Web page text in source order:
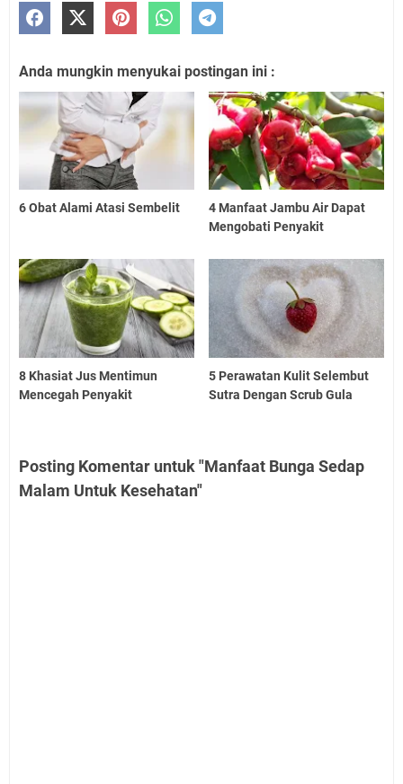
Anda mungkin menyukai postingan ini :
6 Obat Alami Atasi Sembelit
4 Manfaat Jambu Air Dapat
Mengobati Penyakit
8 Khasiat Jus Mentimun
Mencegah Penyakit
5 Perawatan Kulit Selembut
Sutra Dengan Scrub Gula
Posting Komentar untuk "Manfaat Bunga Sedap
Malam Untuk Kesehatan"